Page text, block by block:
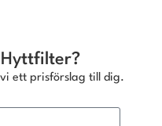
Hyttfilter?
ett prisförslag till dig.